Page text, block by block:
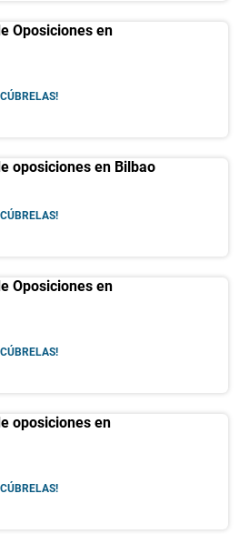
Oposiciones en
oposiciones en Bilbao
Oposiciones en
oposiciones en